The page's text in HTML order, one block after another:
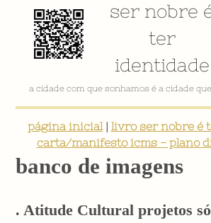
ser nobre
ter
identidade
a cidade com que sonhamos é a cidade
página inicial| livro ser nobre é
carta/manifesto icms - plano
banco de imagens
. Atitude Cultural projetos